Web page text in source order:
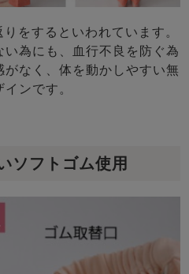
をするといわれています。
為にも、血行不良を防ぐ為
なく、体を動かしやすい無
ンです。
ソフトゴム使用